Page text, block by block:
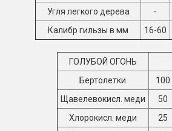
Угля легкого дерева
-
Калибр гильзы в мм
16-60
ГОЛУБОЙ ОГОНЬ
Бертолетки
100
Щавелевокисл. меди
50
Хлорокисл. меди
25